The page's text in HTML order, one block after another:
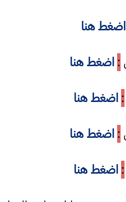
اضغط هنا
: اضغط هنا
: اضغط هنا
: اضغط هنا
: اضغط هنا